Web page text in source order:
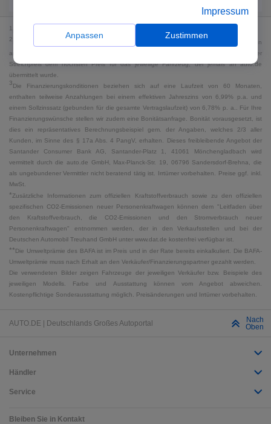
1
2 Bei dem Streichpreis handelt es sich für Neufahrzeuge und junge Gebrauchte um den
an auto.de übermittelten Listenpreis. Für alle anderen Fahrzeuge entspricht der
Streichpreis dem höchsten Preis für das jeweilige Fahrzeug, der jemals an auto.de
übermittelt wurde.
3Die Finanzierungskonditionen beziehen sich auf eine Laufzeit von 60 Monaten,
enthalten teilweise Anzahlungen bei einem effektiven Jahreszins von 6,99% p.a. und
einem Sollzinssatz (gebunden für die gesamte Vertragslaufzeit) von 6,78% p. a.. Für Ihre
Finanzierungswünsche stellen wir zudem eine Bonitätsanfrage. Bonität vorausgesetzt, ist
dies ein repräsentatives Berechnungsbeispiel gem. der Angaben, welches 2/3 aller
Kunden, im Sinne des § 17a Abs. 4 PangV, erhalten. Dieses freibleibende Angebot der
Santander Consumer Bank AG, Santander-Platz 1, 41061 Mönchengladbach wird
vermittelt durch die auto.de GmbH, Max-Planck-Str. 19, 06796 Sandersdorf-Brehna, die
als ungebundener Vermittler nicht beratend tätig ist. Irrtümer vorbehalten. Preise ggf. inkl.
MwSt.
*Zusätzliche Informationen zum offiziellen Kraftstoffverbrauch sowie zu den offiziellen
spezifischen CO2-Emissionen neuer Personenkraftwagen können dem "Leitfaden über
den Kraftstoffverbrauch, die CO2-Emissionen und den Stromverbrauch neuer
Personenkraftwagen" entnommen werden, der in den Verkaufsstellen und bei der
Deutschen Automobil Treuhand GmbH unter www.dat.de kostenfrei verfügbar ist.
**Die Umweltprämie des BAFA ist im Preis und in der Rate bereits einkalkuliert. Die BAFA-
Umweltprämie muss nach Erhalt an den Verkäufer/Finanzierungspartner gezahlt werden.
Die verwendeten Bilder zeigen Fahrzeuge der jeweiligen Verkäufer bzw. Beispiele des
jeweiligen Modells. Farbe und Ausstattung können vom Angebot abweichen.
Kostenpflichtige Sonderausstattung möglich. Preisänderungen und Irrtümer vorbehalten.
AUTO.DE | Deutschlands Großes Autoportal
Nach
Oben
Unternehmen
Händler
Service
Bleiben Sie in Kontakt
anpassen. Dies ist auch später jederzeit im Bereich
Cookie-Richtliniemöglich. Weitere Informationen finden
Sie in unsererDatenschutzerklärung .
Impressum
Anpassen Zustimmen